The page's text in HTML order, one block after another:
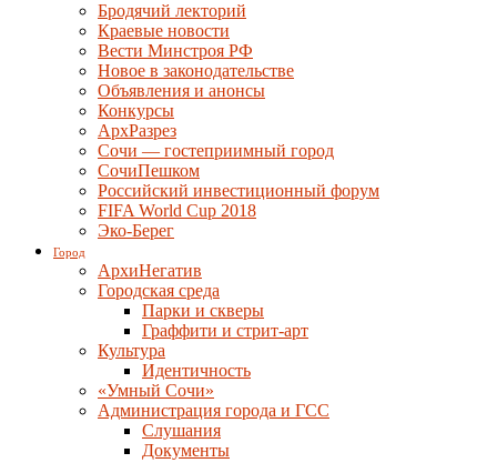
Бродячий лекторий
Краевые новости
Вести Минстроя РФ
Новое в законодательстве
Объявления и анонсы
Конкурсы
АрхРазрез
Сочи — гостеприимный город
СочиПешком
Российский инвестиционный форум
FIFA World Cup 2018
Эко-Берег
Город
АрхиНегатив
Городская среда
Парки и скверы
Граффити и стрит-арт
Культура
Идентичность
«Умный Сочи»
Администрация города и ГСС
Слушания
Документы